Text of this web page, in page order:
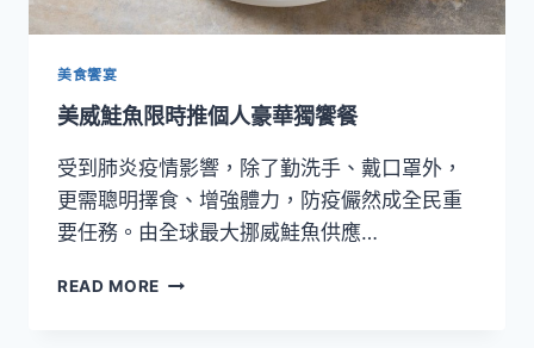
美食饗宴
美威鮭魚限時推個人豪華獨饗餐
受到肺炎疫情影響，除了勤洗手、戴口罩外，
更需聰明擇食、增強體力，防疫儼然成全民重
要任務。由全球最大挪威鮭魚供應…
READ MORE